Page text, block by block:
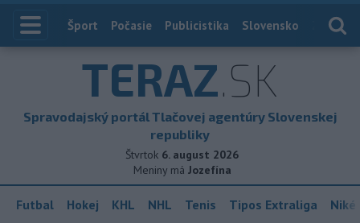
Index
Šport Počasie Publicistika Slovensko
TERAZ.SK
Spravodajský portál Tlačovej agentúry Slovenskej
republiky
Štvrtok 6. august 2026
Meniny má Jozefína
Futbal Hokej KHL NHL Tenis Tipos Extraliga